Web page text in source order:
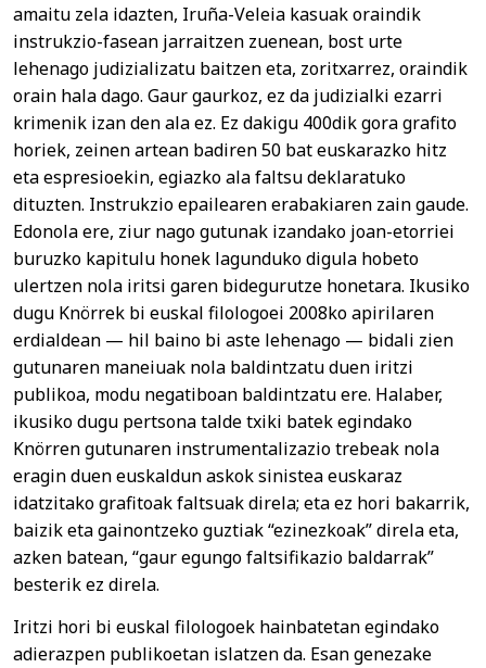
amaitu zela idazten, Iruña-Veleia kasuak oraindik
instrukzio-fasean jarraitzen zuenean, bost urte
lehenago judizializatu baitzen eta, zoritxarrez, oraindik
orain hala dago. Gaur gaurkoz, ez da judizialki ezarri
krimenik izan den ala ez. Ez dakigu 400dik gora grafito
horiek, zeinen artean badiren 50 bat euskarazko hitz
eta espresioekin, egiazko ala faltsu deklaratuko
dituzten. Instrukzio epailearen erabakiaren zain gaude.
Edonola ere, ziur nago gutunak izandako joan-etorriei
buruzko kapitulu honek lagunduko digula hobeto
ulertzen nola iritsi garen bidegurutze honetara. Ikusiko
dugu Knörrek bi euskal filologoei 2008ko apirilaren
erdialdean — hil baino bi aste lehenago — bidali zien
gutunaren maneiuak nola baldintzatu duen iritzi
publikoa, modu negatiboan baldintzatu ere. Halaber,
ikusiko dugu pertsona talde txiki batek egindako
Knörren gutunaren instrumentalizazio trebeak nola
eragin duen euskaldun askok sinistea euskaraz
idatzitako grafitoak faltsuak direla; eta ez hori bakarrik,
baizik eta gainontzeko guztiak “ezinezkoak” direla eta,
azken batean, “gaur egungo faltsifikazio baldarrak”
besterik ez direla.
Iritzi hori bi euskal filologoek hainbatetan egindako
adierazpen publikoetan islatzen da. Esan genezake